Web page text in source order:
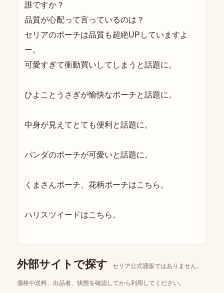
誰ですか？
品質が心配って言っているのは？
セリアのポーチは品質も超絶UPしていますよ
ー。
可愛すぎて衝動買いしてしまうと話題に。
ひよことうさぎが愉快なポーチと話題に。
中身が見えてとても便利と話題に。
パンダのポーチが可愛いと話題に。
くまさんポーチ、花柄ポーチはこちら。
ハリスツイードはこちら。
外部サイトで探す セリア公式通販ではありません。
価格や送料、出品者、状態を確認してから利用してください。